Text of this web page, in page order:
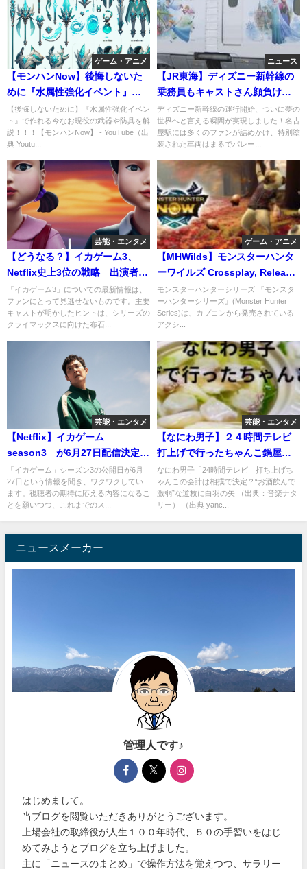
ゲーム・アニメ
【モンハンNow】後悔しないた
めに『水属性強化イベント』で
作れる今なお現役の武器や防具
を解説！！！
【後悔しないために】『水属性強化イベン
ト』で作れる今なお現役の武器や防具を解
説！！！【モンハンNow】 - YouTube（出
典 Youtu...
ニュース
【JR東海】ディズニー新幹線の
乗務員もキャストさん顔負けだ
った。これは凄いぞ！
ディズニー新幹線の運行開始、ついに夢の
世界へと言える瞬間が実現しました！名古
屋駅には多くのファンが詰めかけ、特別塗
装された車両はまるでパレー...
芸能・エンタメ
【どうなる？】イカゲーム3、
Netflix史上3位の戦略 出演者3
人が明かした「最終章に繋がる
ヒント」
「イカゲーム3」についての最新情報は、
ファンにとって見逃せないものです。主要
キャストが明かしたヒントは、シリーズの
クライマックスに向けた布石...
ゲーム・アニメ
【MHWilds】モンスターハンタ
ーワイルズ Crossplay, Release
Date,
モンスターハンターシリーズ 『モンスタ
ーハンターシリーズ』(Monster Hunter
Series)は、カプコンから発売されている
アクシ...
芸能・エンタメ
【Netflix】イカゲーム
season3 が6月27日配信決定！
完結編ということは・・・
「イカゲーム」シーズン3の公開日が6月
27日という情報を聞き、ワクワクしてい
ます。視聴者の期待に応える内容になるこ
とを願いつつ、これまでのス...
芸能・エンタメ
【なにわ男子】２４時間テレビ
打上げで行ったちゃんこ鍋屋を
特定
なにわ男子「24時間テレビ」打ち上げち
ゃんこの会計は相撲で決定？“お酒飲んで
激弱”な道枝に白羽の矢 （出典：音楽ナタ
リー） （出典 yanc...
ニュースメーカー
管理人です♪
はじめまして。
当ブログを閲覧いただきありがとうございます。
上場会社の取締役が人生１００年時代、５０の手習いをはじ
めてみようとブログを立ち上げました。
主に「ニュースのまとめ」で操作方法を覚えつつ、サラリー